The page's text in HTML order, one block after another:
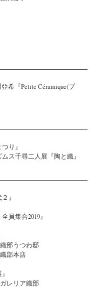
希『Petite Céramique(プ
り』
ス千尋二人展『陶と織』
』
員集合2019』
部うつわ邸
部本店
レリア織部